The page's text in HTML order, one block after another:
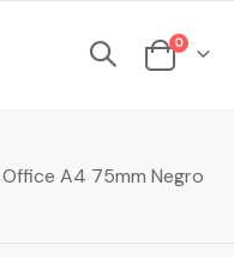
Cesta
0elements
A4 75mm Negro